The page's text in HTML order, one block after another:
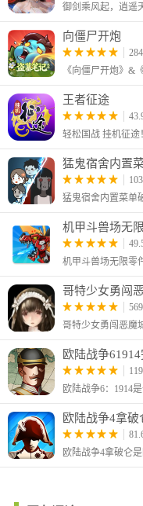
御剑乘风起，逍遥
向僵尸开炮
《向僵尸开炮》&
王者征途
轻松国战 挂机征途！
猛鬼宿舍内置
机甲斗兽场无
版
哥特少女勇闯
欧陆战争
欧陆战争4拿